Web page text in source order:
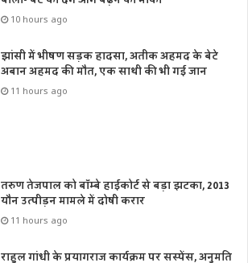
10 hours ago
झांसी में भीषण सड़क हादसा, अतीक अहमद के बेटे
अबान अहमद की मौत, एक साथी की भी गई जान
11 hours ago
तरुण तेजपाल को बॉम्बे हाईकोर्ट से बड़ा झटका, 2013
यौन उत्पीड़न मामले में दोषी करार
11 hours ago
राहुल गांधी के प्रयागराज कार्यक्रम पर सस्पेंस, अनुमति